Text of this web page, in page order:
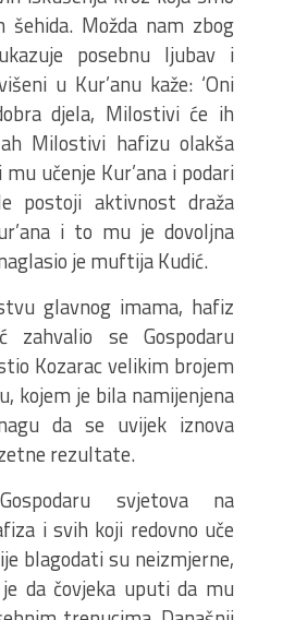
Možda nam zbog
posebnu ljubav i
u Kur’anu kaže: ‘Oni
djela, Milostivi će ih
Milostivi hafizu olakša
učenje Kur’ana i podari
postoji aktivnost draža
i to mu je dovoljna
je muftija Kudić.
glavnog imama, hafiz
zahvalio se Gospodaru
Kozarac velikim brojem
kojem je bila namijenjena
da se uvijek iznova
rezultate.
svjetova na
i svih koji redovno uče
blagodati su neizmjerne,
da čovjeka uputi da mu